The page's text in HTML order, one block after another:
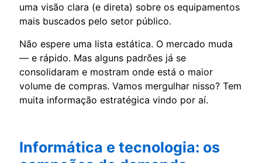
uma visão clara (e direta) sobre os equipamentos
mais buscados pelo setor público.
Não espere uma lista estática. O mercado muda
— e rápido. Mas alguns padrões já se
consolidaram e mostram onde está o maior
volume de compras. Vamos mergulhar nisso? Tem
muita informação estratégica vindo por aí.
Informática e tecnologia: os